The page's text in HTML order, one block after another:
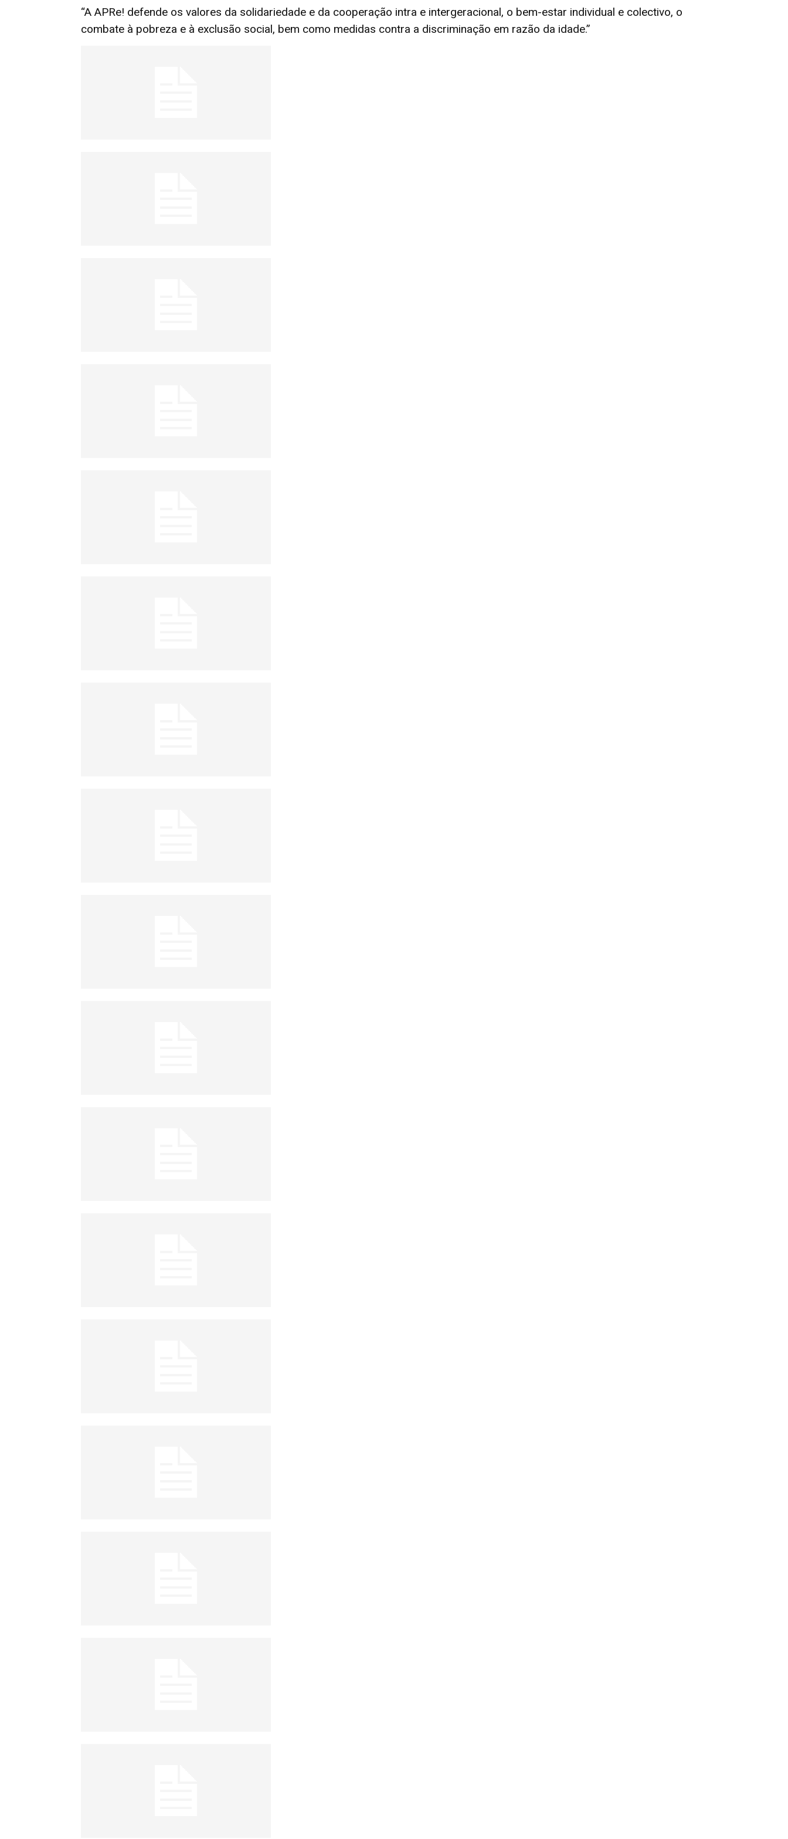
“A APRe! defende os valores da solidariedade e da cooperação intra e intergeracional, o bem-estar individual e colectivo, o
combate à pobreza e à exclusão social, bem como medidas contra a discriminação em razão da idade.”